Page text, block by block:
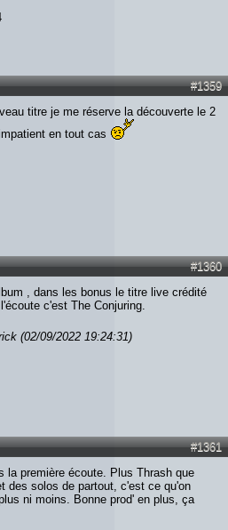
#1359
titre je me réserve la découverte le 2
en tout cas
#1360
, dans les bonus le titre live crédité
c'est The Conjuring.
(02/09/2022 19:24:31)
#1361
la première écoute. Plus Thrash que
des solos de partout, c'est ce qu'on
ni moins. Bonne prod' en plus, ça